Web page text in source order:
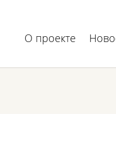
О проекте